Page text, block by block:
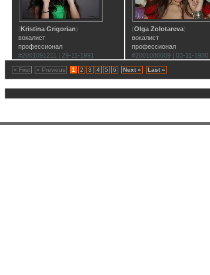
(Kristina Grigorian)
вокалист
профессионал
#2001091211 | 29-11-1991
(Olga Zolotareva)
вокалист
профессионал
#2001080609 | 03-11-1980
« First « Previous 1 2 3 4 5 6 Next » Last »